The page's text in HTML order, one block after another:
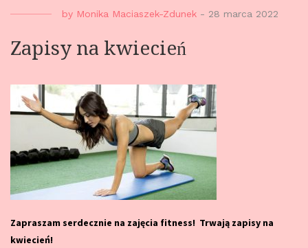
by Monika Maciaszek-Zdunek - 28 marca 2022
Zapisy na kwiecień
Zapraszam serdecznie na zajęcia fitness! Trwają zapisy na
kwiecień!